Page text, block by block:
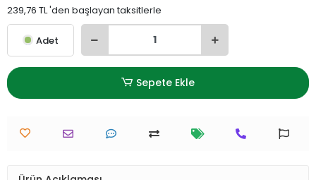
239,76 TL 'den başlayan taksitlerle
Adet
Sepete Ekle